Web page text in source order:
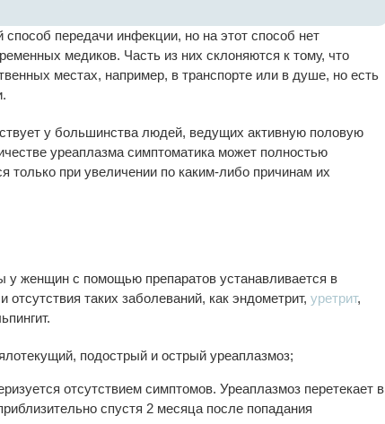
передачи инфекции, но на этот способ нет
медиков. Часть из них склоняются к тому, что
местах, например, в транспорте или в душе, но есть
у большинства людей, ведущих активную половую
уреаплазма симптоматика может полностью
только при увеличении по каким-либо причинам их
у женщин с помощью препаратов устанавливается в
отсутствия таких заболеваний, как эндометрит, уретрит,
подострый и острый уреаплазмоз;
отсутствием симптомов. Уреаплазмоз перетекает в
спустя 2 месяца после попадания